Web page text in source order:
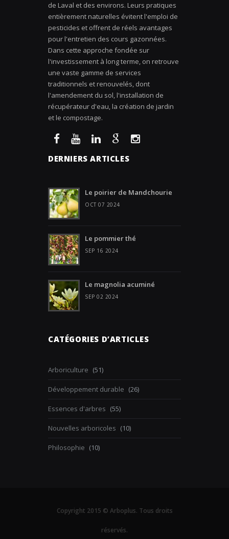
de Laval et des environs. Leurs pratiques
entièrement naturelles évitent l'emploi de
pesticides et offrent de réels avantages
pour l'entretien des cours gazonnées.
Dans cette approche fondée sur
l'investissement à long terme, on retrouve
une vaste gamme de services
traditionnels et renouvelés, dont
l'amendement du sol, l'installation de
récupérateur d'eau, la création de jardin
et le compostage.
DERNIERS ARTICLES
Le poirier de Mandchourie
OCT 07 2024
Le pommier thé
SEP 16 2024
Le magnolia acuminé
SEP 02 2024
CATÉGORIES D’ARTICLES
Arboriculture (51)
Développement durable (26)
Essences d'arbres (55)
Nouvelles arboricoles (10)
Philosophie (10)
Copyright 2015 © Arboplus. Tous droits
réservés.